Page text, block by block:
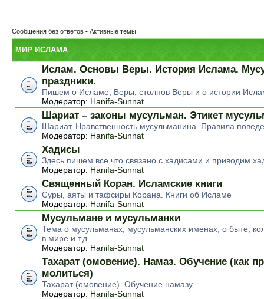
Сообщения без ответов • Активные темы
МИР ИСЛАМА
Ислам. Основы Веры. История Ислама.
праздники.
Пишем о Исламе, Веры, столпов Веры и о истории
Модератор: Hanifa-Sunnat
Шариат – законы мусульман. Этикет
Шариат, Нравственность мусульманина. Правила
Модератор: Hanifa-Sunnat
Хадисы
Здесь пишем все что связано с хадисами и приводим
Модератор: Hanifa-Sunnat
Священный Коран. Исламские книги
Суры, аяты и тафсиры Корана. Книги об Исламе
Модератор: Hanifa-Sunnat
Мусульмане и мусульманки
Тема о мусульманах, мусульманских именах, о быте,
в мире и т.д.
Модератор: Hanifa-Sunnat
Тахарат (омовение). Намаз. Обучение (как
молиться)
Тахарат (омовение). Обучение намазу.
Модератор: Hanifa-Sunnat